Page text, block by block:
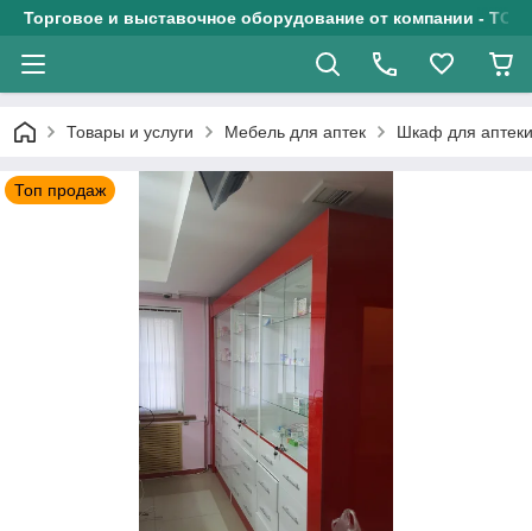
Торговое и выставочное оборудование от компании - ТОО
Товары и услуги Мебель для аптек Шкаф для аптеки
Топ продаж